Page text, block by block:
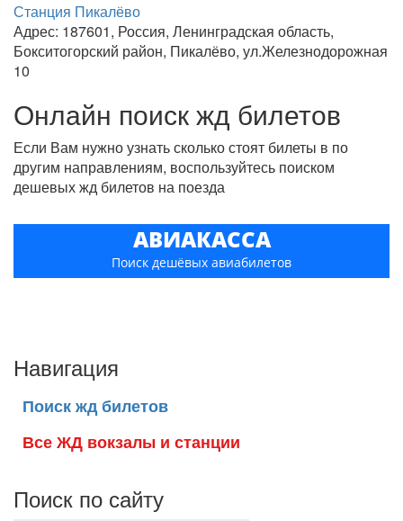
Станция Пикалёво
Адрес: 187601, Россия, Ленинградская область,
Бокситогорский район, Пикалёво, ул.Железнодорожная
10
Онлайн поиск жд билетов
Если Вам нужно узнать сколько стоят билеты в по
другим направлениям, воспользуйтесь поиском
дешевых жд билетов на поезда
АВИАКАССА
Поиск дешёвых авиабилетов
Навигация
Поиск жд билетов
Все ЖД вокзалы и станции
Поиск по сайту